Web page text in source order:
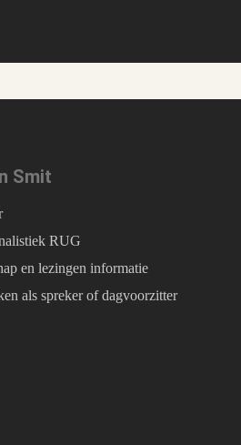
Smit
RUG
en lezingen informatie
als spreker of dagvoorzitter